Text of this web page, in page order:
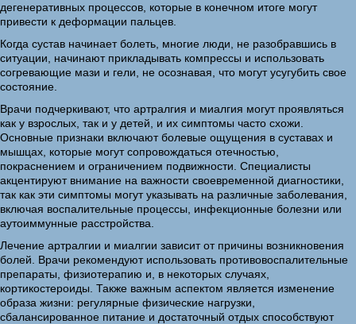
дегенеративных процессов, которые в конечном итоге могут
привести к деформации пальцев.
Когда сустав начинает болеть, многие люди, не разобравшись в
ситуации, начинают прикладывать компрессы и использовать
согревающие мази и гели, не осознавая, что могут усугубить свое
состояние.
Врачи подчеркивают, что артралгия и миалгия могут проявляться
как у взрослых, так и у детей, и их симптомы часто схожи.
Основные признаки включают болевые ощущения в суставах и
мышцах, которые могут сопровождаться отечностью,
покраснением и ограничением подвижности. Специалисты
акцентируют внимание на важности своевременной диагностики,
так как эти симптомы могут указывать на различные заболевания,
включая воспалительные процессы, инфекционные болезни или
аутоиммунные расстройства.
Лечение артралгии и миалгии зависит от причины возникновения
болей. Врачи рекомендуют использовать противовоспалительные
препараты, физиотерапию и, в некоторых случаях,
кортикостероиды. Также важным аспектом является изменение
образа жизни: регулярные физические нагрузки,
сбалансированное питание и достаточный отдых способствуют